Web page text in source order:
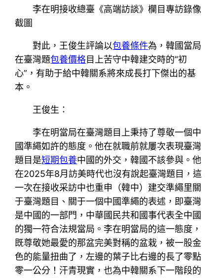
李在明接收總臺《高端訪談》欄目專訪錄像
截圖
對此，王俊生評論以包養條件為，韓國當局
在臺灣題包養價格目上苦守中韓建交時的“初
心”，有助于給中韓關系將來成長打下傑出的基
本。
王俊生：
李在明當局在臺灣題目上秉持了尊敬一個中
國準繩如許的態度。他在就職前就屢次表現臺灣
題目是短期包養中國的外交，韓國不該參與。他
在2025年8月訪美時代也沒有說起臺灣題目，這
一次在接收采訪中也重申（韓中）建交準繩里關
于臺灣題目、關于一個中國準繩的表述，即臺灣
是中國的一部門，中華國民共和國事代表全中國
的獨一符合法規當局。李在明當局的這一態度，
既尊敬她最愛的那盆完美對稱的盆栽，被一股金
色的能量扭曲了，左邊的葉子比右邊的長了零點
零一公分！汗青現實，也為中韓關系下一階段的